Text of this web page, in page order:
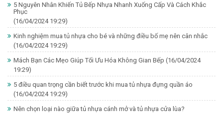
5 Nguyên Nhân Khiến Tủ Bếp Nhựa Nhanh Xuống Cấp Và Cách Khắc
Phục
(16/04/2024 19:29)
Kinh nghiệm mua tủ nhựa cho bé và những điều bố mẹ nên cân nhắc
(16/04/2024 19:29)
Mách Bạn Các Mẹo Giúp Tối Ưu Hóa Không Gian Bếp (16/04/2024
19:29)
5 điều quan trọng cần biết trước khi mua tủ nhựa đựng quần áo
(16/04/2024 19:29)
Nên chọn loại nào giữa tủ nhựa cánh mở và tủ nhựa cửa lùa?